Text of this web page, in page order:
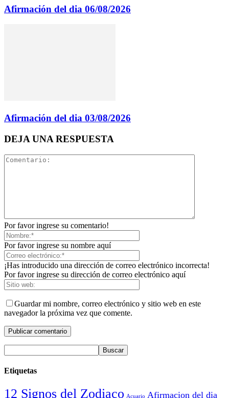
Afirmación del dia 06/08/2026
Afirmación del dia 03/08/2026
DEJA UNA RESPUESTA
Por favor ingrese su comentario!
Por favor ingrese su nombre aquí
¡Has introducido una dirección de correo electrónico incorrecta!
Por favor ingrese su dirección de correo electrónico aquí
Guardar mi nombre, correo electrónico y sitio web en este
navegador la próxima vez que comente.
Etiquetas
12 Signos del Zodiaco Acuario Afirmacion del dia